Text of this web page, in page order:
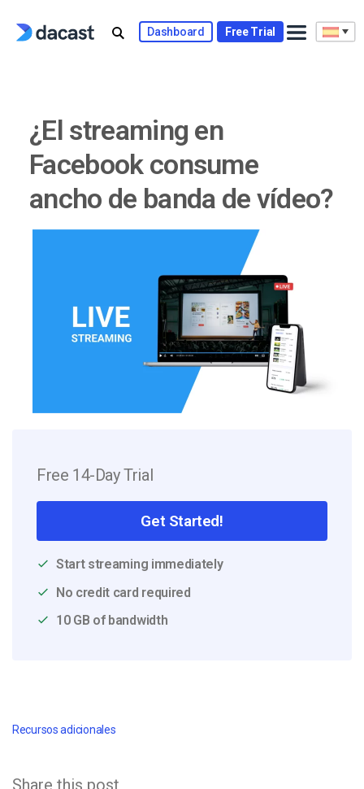
Dashboard Free Trial
¿El streaming en
Facebook consume
ancho de banda de vídeo?
Free 14-Day Trial
Get Started!
Start streaming immediately
No credit card required
10 GB of bandwidth
Recursos adicionales
Share this post